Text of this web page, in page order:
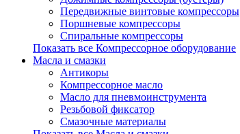
Передвижные винтовые компрессоры
Поршневые компрессоры
Спиральные компрессоры
Показать все Компрессорное оборудование
Масла и смазки
Антикоры
Компрессорное масло
Масло для пневмоинструмента
Резьбовой фиксатор
Смазочные материалы